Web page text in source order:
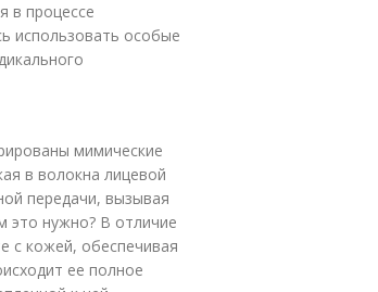
в про­цес­се
использовать особые
мимические
в волокна лицевой
передачи, вызывая
это нужно? В отличие
с кожей, обеспечивая
ее полное